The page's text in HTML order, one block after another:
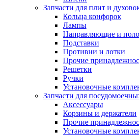
Запчасти для плит и
Кольца конфорок
Лампы
Направляющие и
Подставки
Противни и лотки
Прочие
Решетки
Ручки
Установочные
Запчасти для
Аксессуары
Корзины и держатели
Прочие
Установочные